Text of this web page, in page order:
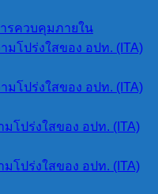
รควบคุมภายใน
โปร่งใสของ อปท. (ITA)
โปร่งใสของ อปท. (ITA)
โปร่งใสของ อปท. (ITA)
โปร่งใสของ อปท. (ITA)